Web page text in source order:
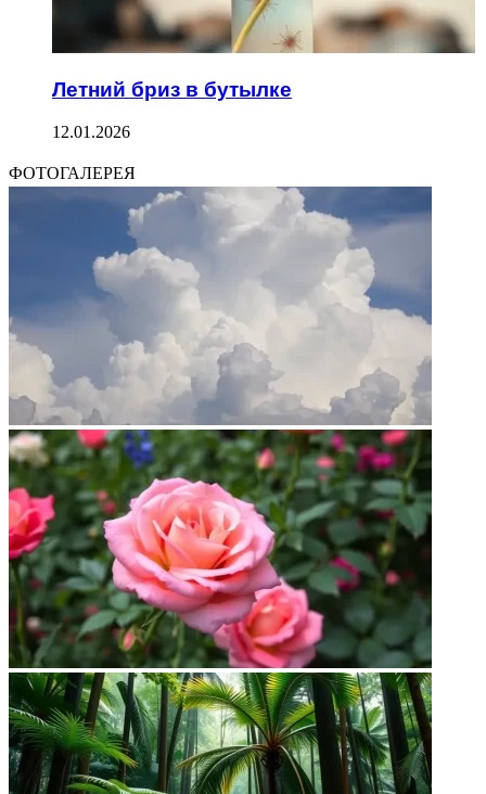
Летний бриз в бутылке
12.01.2026
ФОТОГАЛЕРЕЯ